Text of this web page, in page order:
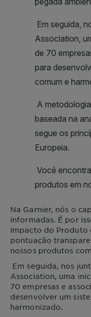
Na Garnier, nós o
informadas. É por
Impacto do Produto
pontuação
nossos produtos
Em seguida, nos
Association, uma
70 empresas e
desenvolver um
harmonizado.